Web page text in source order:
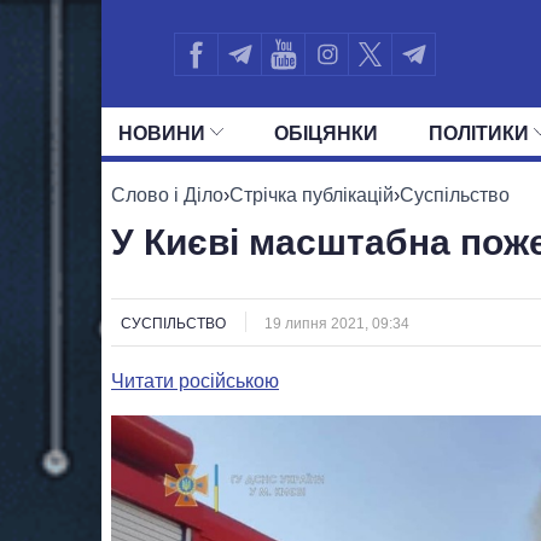
НОВИНИ ОБIЦЯНКИ ПОЛIТИКИ
УСІ ПОЛІТИКИ ПРЕЗИДЕНТ І ОФІС
Слово і Діло›Стрічка публікацій›Суспільство
У Києві масштабна
СУСПІЛЬСТВО 19 липня 2021, 09:34
Читати російською